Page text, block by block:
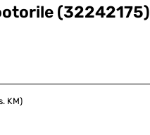
(32242175)
KM)